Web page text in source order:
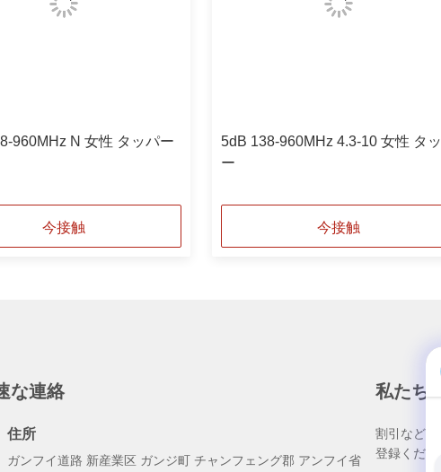
960MHz N 女性 タッパー
今接触
5dB 138-960MHz 4.3-10 女性 タ
ー
今接触
な連絡
住所
ガンフイ道路 新産業区 ガンジ町 チャンフェング郡 アンフイ省
私たち
割引など、
登録くださ